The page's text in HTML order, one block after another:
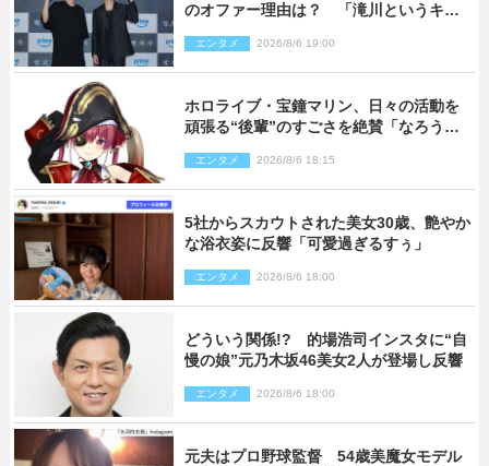
のオファー理由は？ 「滝川というキャ
かった」
エンタメ 2026/8/6 19:00
ホロライブ・宝鐘マリン、日々の活動を
頑張る“後輩”のすごさを絶賛「なろう系
エンタメ 2026/8/6 18:15
5社からスカウトされた美女30歳、艶やか
な浴衣姿に反響「可愛過ぎるすぅ」
エンタメ 2026/8/6 18:00
どういう関係!? 的場浩司インスタに“自
慢の娘”元乃木坂46美女2人が登場し反響
エンタメ 2026/8/6 18:00
元夫はプロ野球監督 54歳美魔女モデル